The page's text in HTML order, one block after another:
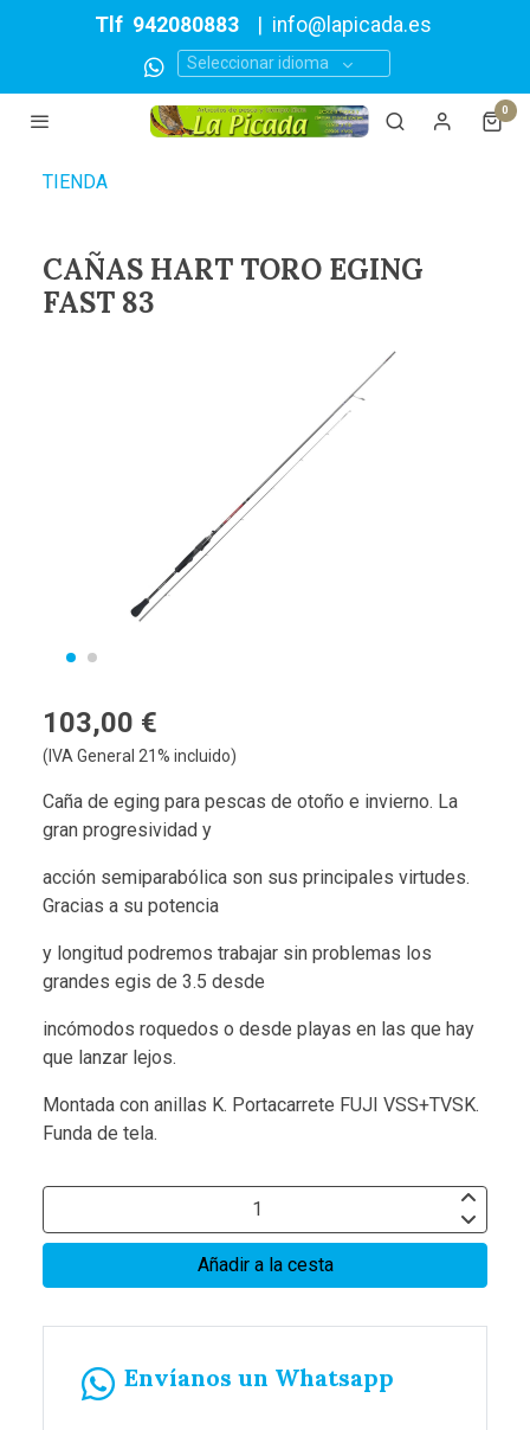
Tlf 942080883 info@lapicada.es
Seleccionar idioma
0
TIENDA
CAÑAS HART TORO EGING
FAST 83
103,00 €
(IVA General 21% incluido)
Caña de eging para pescas de otoño e invierno. La
gran progresividad y
acción semiparabólica son sus principales virtudes.
Gracias a su potencia
y longitud podremos trabajar sin problemas los
grandes egis de 3.5 desde
incómodos roquedos o desde playas en las que hay
que lanzar lejos.
Montada con anillas K. Portacarrete FUJI VSS+TVSK.
Funda de tela.
Añadir a la cesta
Envíanos un Whatsapp